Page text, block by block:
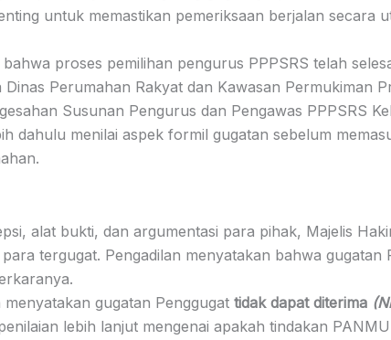
untuk memastikan pemeriksaan berjalan secara
proses pemilihan pengurus PPPSRS telah
Perumahan Rakyat dan Kawasan Permukiman
Susunan Pengurus dan Pengawas PPPSRS
dahulu menilai aspek formil gugatan sebelum
alat bukti, dan argumentasi para pihak, Majelis
tergugat. Pengadilan menyatakan bahwa
gugatan Penggugat tidak dapat diterima
lebih lanjut mengenai apakah tindakan